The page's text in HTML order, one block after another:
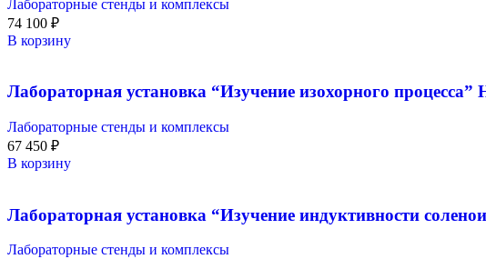
Лабораторные стенды и комплексы
74 100 ₽
В корзину
Лабораторная установка “Изучение изохорного
Лабораторные стенды и комплексы
67 450 ₽
В корзину
Лабораторная установка “Изучение индуктивности
Лабораторные стенды и комплексы